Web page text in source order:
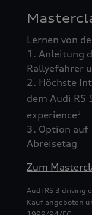
Lernen von
1. Anleitung
Rallyefahrer
2. Höchste
dem Audi RS
experience3
3. Option auf
Abreisetag
Zum
Audi RS 3 driving
Kauf angeboten